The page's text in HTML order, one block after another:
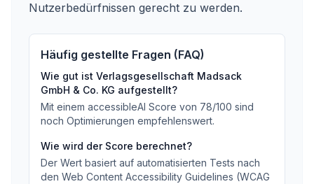
Nutzerbedürfnissen gerecht zu werden.
Häufig gestellte Fragen (FAQ)
Wie gut ist Verlagsgesellschaft Madsack
GmbH & Co. KG aufgestellt?
Mit einem accessibleAI Score von 78/100 sind
noch Optimierungen empfehlenswert.
Wie wird der Score berechnet?
Der Wert basiert auf automatisierten Tests nach
den Web Content Accessibility Guidelines (WCAG